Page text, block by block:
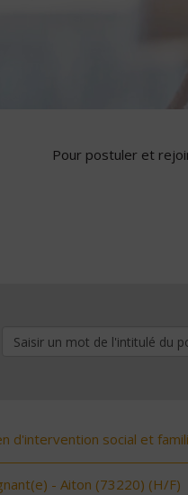
Pour postuler et
d'intervention social et
- Aiton (73220) (H/F)